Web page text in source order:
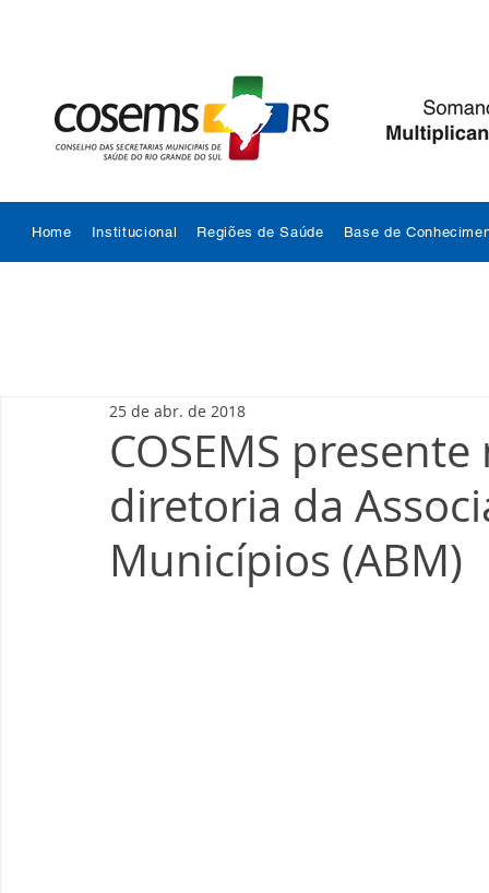
Home Institucional Regiões de Saúde Base de
COSEMS
diretoria da
Municípios (ABM)
25 de abr. de 2018